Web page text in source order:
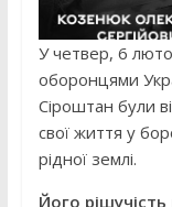
У четвер, 6
оборонцями
Сіроштан були
свої життя у
рідної землі.
Його